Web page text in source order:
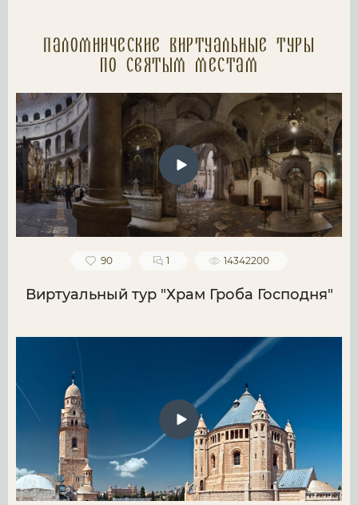
Паломнические Виртуальные туры
по святым местам
90 1 14342200
Виртуальный тур "Храм Гроба Господня"